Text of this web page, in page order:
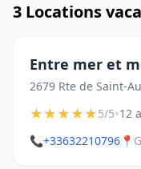
3 Locations
Entre mer et
2679 Rte de Saint-
★★★★★5/5•12
📞+33632210796 📍